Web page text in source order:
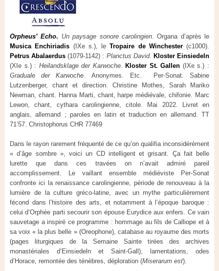
Orpheus’ Echo. Un paysage sonore carolingien. Organa d’après le
Musica Enchiriadis (IXe s.), le Tropaire de Winchester (c1000).
Petrus Abalaerdus(1079-1142) : Planctus David. Kloster Einsiedeln
(XIe s.) : Heilandsklage der Karwoche. Kloster St. Gallen (IXe s.) :
Graduale der Karwoche
Anonymes. Etc.
Per-Sonat. Sabine
Lutzenberger, chant et direction. Christine Mothes, Sarah Mariko
Newman, chant. Hanna Marti, chant, harpe médiévale, chifonie. Marc
Lewon, chant, cythara carolingienne, citole. Mai 2022. Livret en
anglais, allemand ; paroles en latin et traduction en allemand. TT
71’57. Christophorus CHR 77469
Dans le rayon rarement fréquenté de ce qu’on qualifia inconsidérément
« d’âge sombre », voici un CD intelligent et grisant. Ça fait belle
lurette que dans ces travées on n’avait admiré pareil
accomplissement. Le vaillant ensemble médiéviste Per-Sonat
confronte ici la renaissance carolingienne, période de renouveau à la
lumière de la culture gréco-latine, avec un mythe particulièrement
fécond dans l’histoire des arts, et notamment à l’époque baroque :
celui d’Orphée parti secourir son épouse Eurydice aux enfers. Ce vain
sauvetage a inspiré ce programme : hommage au fils de Calliope et à
sa voix « la plus belle » (Oreophone), catabase au royaume des morts
(pages liturgiques de la Semaine Sainte tirées des archives
monastériales d’Einsiedeln et Saint-Gall), lamentations, odes
d’Horace, remontée des ténèbres, déploration (Miserarum est).